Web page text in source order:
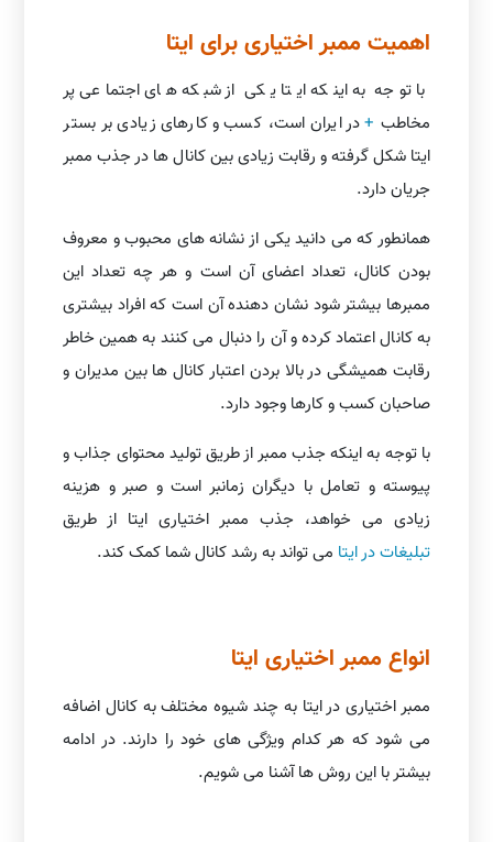
اهمیت ممبر اختیاری برای ایتا
با توجه به اینکه ایتا یکی از شبکه های اجتماعی پر
مخاطب +در ایران است، کسب و کارهای زیادی بر بستر
ایتا شکل گرفته و رقابت زیادی بین کانال ها در جذب ممبر
جریان دارد.
همانطور که می دانید یکی از نشانه های محبوب و معروف
بودن کانال، تعداد اعضای آن است و هر چه تعداد این
ممبرها بیشتر شود نشان دهنده آن است که افراد بیشتری
به کانال اعتماد کرده و آن را دنبال می کنند به همین خاطر
رقابت همیشگی در بالا بردن اعتبار کانال ها بین مدیران و
صاحبان کسب و کارها وجود دارد.
با توجه به اینکه جذب ممبر از طریق تولید محتوای جذاب و
پیوسته و تعامل با دیگران زمانبر است و صبر و هزینه
زیادی می خواهد، جذب ممبر اختیاری ایتا از طریق
تبلیغات در ایتا می تواند به رشد کانال شما کمک کند.
انواع ممبر اختیاری ایتا
ممبر اختیاری در ایتا به چند شیوه مختلف به کانال اضافه
می شود که هر کدام ویژگی های خود را دارند. در ادامه
بیشتر با این روش ها آشنا می شویم.